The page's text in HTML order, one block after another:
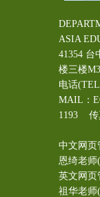
ASIA
41354
楼三楼
电话
MAIL：
1193 传
中文网页
恩绮老师
英文网页
祖华老师